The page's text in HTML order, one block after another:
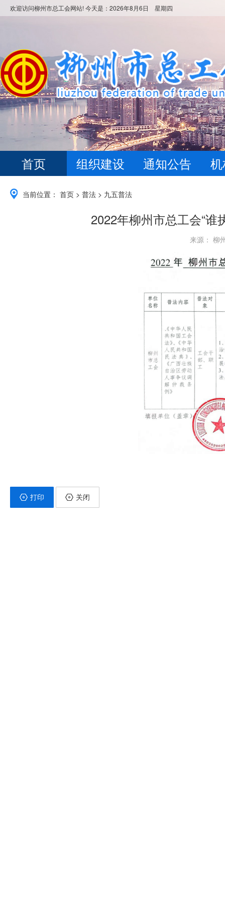
欢迎访问柳州市总工会网站! 今天是： 2026年8月6日 星期四
首页 组织建设 通知公告
当前位置： 首页 > 普法 > 九五普法
2022年柳州市总工会“
来源：
打印 关闭